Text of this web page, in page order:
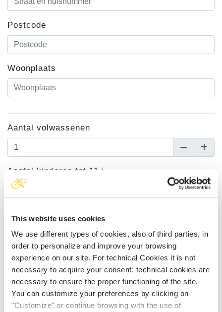
This website uses cookies
We use different types of cookies, also of third parties, in
order to personalize and improve your browsing
experience on our site. For technical Cookies it is not
necessary to acquire your consent: technical cookies are
necessary to ensure the proper functioning of the site.
You can customize your preferences by clicking on
"Customize" or continue browsing with the use of
Postcode
Woonplaats
Aantal volwassenen
Aantal kinderen tot 11 j.
Leeftijd van de kinderen
Kies de accommodatie
Bilocale op zolderverdieping met meerzicht
Aankomst